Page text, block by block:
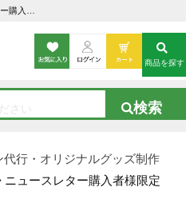
代行・オリジナルグッズ制作
ュースレター購入者様限定
商品を探す